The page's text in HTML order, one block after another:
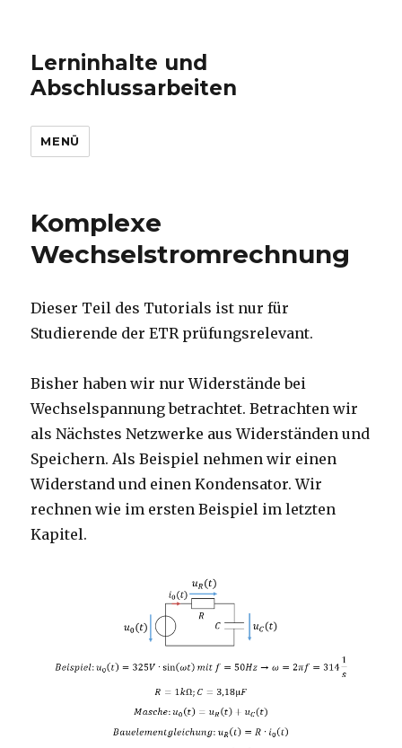
Lerninhalte und
Abschlussarbeiten
MENÜ
Komplexe
Wechselstromrechnung
Dieser Teil des Tutorials ist nur für
Studierende der ETR prüfungsrelevant.
Bisher haben wir nur Widerstände bei
Wechselspannung betrachtet. Betrachten wir
als Nächstes Netzwerke aus Widerständen und
Speichern. Als Beispiel nehmen wir einen
Widerstand und einen Kondensator. Wir
rechnen wie im ersten Beispiel im letzten
Kapitel.